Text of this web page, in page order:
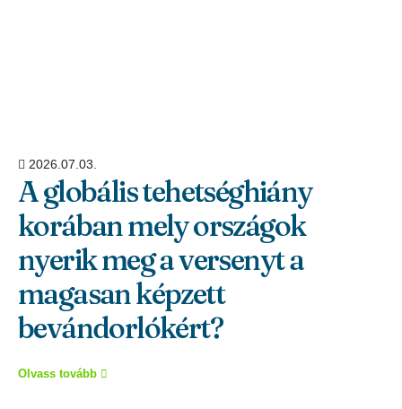
2026.07.03.
A globális tehetséghiány
korában mely országok
nyerik meg a versenyt a
magasan képzett
bevándorlókért?
Olvass tovább